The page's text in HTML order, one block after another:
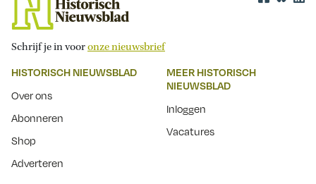
Schrijf je in vooronze nieuwsbrief
HISTORISCH NIEUWSBLAD
Over ons
Abonneren
Shop
Adverteren
MEER HISTORISCH
NIEUWSBLAD
Inloggen
Vacatures